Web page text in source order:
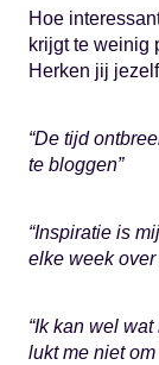
Hoe
krijgt te weinig
Herken jij
“De tijd
te bloggen”
“Inspiratie is
elke week over
“Ik kan wel
lukt me niet